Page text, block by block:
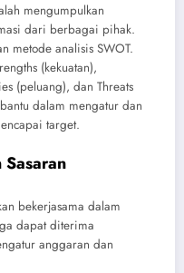
mengumpulkan
dari berbagai pihak.
metode analisis SWOT.
(kekuatan),
(peluang), dan Threats
dalam mengatur dan
target.
bekerjasama dalam
dapat diterima
anggaran dan